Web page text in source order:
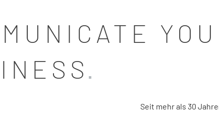
Seit mehr als 30